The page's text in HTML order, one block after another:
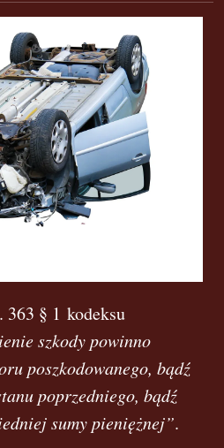
§ 1 kodeksu
szkody powinno
poszkodowanego, bądź
poprzedniego, bądź
sumy pieniężnej”.